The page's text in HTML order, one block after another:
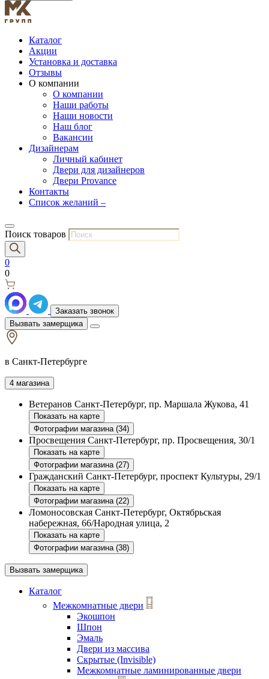
Каталог
Акции
Установка и доставка
Отзывы
О компании
О компании
Наши работы
Наши новости
Наш блог
Вакансии
Дизайнерам
Личный кабинет
Двери для дизайнеров
Двери Provance
Контакты
Список желаний –
Поиск товаров
0
0
Заказать звонок
Вызвать замерщика
в Санкт-Петербурге
4 магазина
Ветеранов Санкт-Петербург, пр. Маршала Жукова, 41
Показать на карте
Фотографии магазина (34)
Просвещения Санкт-Петербург, пр. Просвещения, 30/1
Показать на карте
Фотографии магазина (27)
Гражданский Санкт-Петербург, проспект Культуры, 29/1
Показать на карте
Фотографии магазина (22)
Ломоносовская Санкт-Петербург, Октябрьская
набережная, 66/Народная улица, 2
Показать на карте
Фотографии магазина (38)
Вызвать замерщика
Каталог
Межкомнатные двери
Экошпон
Шпон
Эмаль
Двери из массива
Скрытые (Invisible)
Межкомнатные ламинированные двери